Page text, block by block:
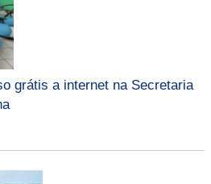
grátis a internet na Secretaria